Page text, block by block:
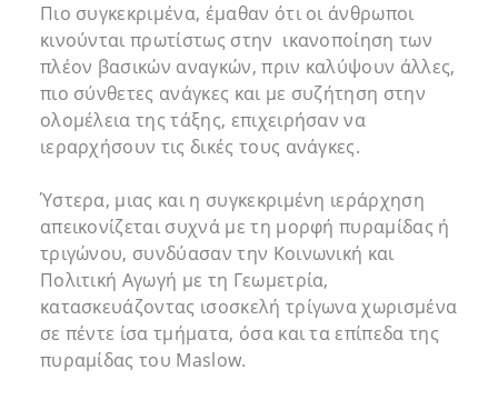
Πιο συγκεκριμένα, έμαθαν ότι οι άνθρωποι
κινούνται πρωτίστως στην ικανοποίηση των
πλέον βασικών αναγκών, πριν καλύψουν άλλες,
πιο σύνθετες ανάγκες και με συζήτηση στην
ολομέλεια της τάξης, επιχειρήσαν να
ιεραρχήσουν τις δικές τους ανάγκες.
Ύστερα, μιας και η συγκεκριμένη ιεράρχηση
απεικονίζεται συχνά με τη μορφή πυραμίδας ή
τριγώνου, συνδύασαν την Κοινωνική και
Πολιτική Αγωγή με τη Γεωμετρία,
κατασκευάζοντας ισοσκελή τρίγωνα χωρισμένα
σε πέντε ίσα τμήματα, όσα και τα επίπεδα της
πυραμίδας του Maslow.